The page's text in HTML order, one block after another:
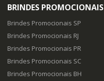
BRINDES PROMOCIONAIS
Brindes Promocionais SP
Brindes Promocionais RJ
Brindes Promocionais PR
Brindes Promocionais SC
Brindes Promocionais BH